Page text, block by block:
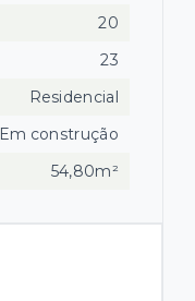
20
23
Residencial
Em construção
54,80m²